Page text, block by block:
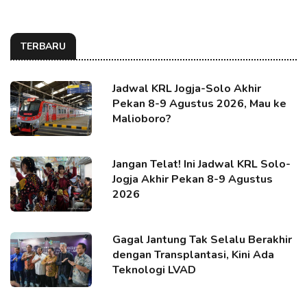
TERBARU
Jadwal KRL Jogja-Solo Akhir
Pekan 8-9 Agustus 2026, Mau ke
Malioboro?
Jangan Telat! Ini Jadwal KRL Solo-
Jogja Akhir Pekan 8-9 Agustus
2026
Gagal Jantung Tak Selalu Berakhir
dengan Transplantasi, Kini Ada
Teknologi LVAD